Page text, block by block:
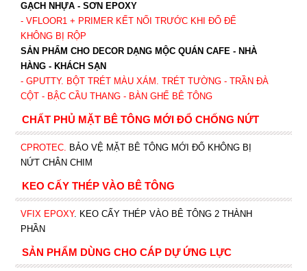
GẠCH NHỰA - SƠN EPOXY
- VFLOOR1+ PRIMER KẾT NỐI TRƯỚC KHI ĐỔ ĐỂ
KHÔNG BỊ RỘP
SẢN PHẨM CHO DECOR DẠNG MỘC QUÁN CAFE - NHÀ
HÀNG - KHÁCH SẠN
- GPUTTY. BỘT TRÉT MÀU XÁM. TRÉT TƯỜNG - TRẦN ĐÀ
CỘT - BẬC CẦU THANG - BÀN GHẾ BÊ TÔNG
CHẤT PHỦ MẶT BÊ TÔNG MỚI ĐỔ CHỐNG NỨT
CPROTEC. BẢO VỆ MẶT BÊ TÔNG MỚI ĐỔ KHÔNG BỊ
NỨT CHÂN CHIM
KEO CẤY THÉP VÀO BÊ TÔNG
VFIX EPOXY. KEO CẤY THÉP VÀO BÊ TÔNG 2 THÀNH
PHẦN
SẢN PHẨM DÙNG CHO CÁP DỰ ỨNG LỰC